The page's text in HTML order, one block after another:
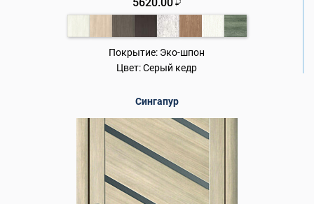
₽
Покрытие: Эко-шпон
Цвет:Серый кедр
Сингапур